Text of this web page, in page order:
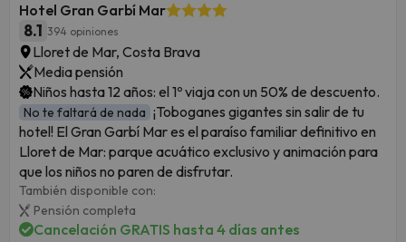
Hotel Gran Garbí Mar
8.1 394 opiniones
Lloret de Mar, Costa Brava
Media pensión
Niños hasta 12 años: el 1º viaja con un 50% de descuento.
No te faltará de nada ¡Toboganes gigantes sin salir de tu
hotel! El Gran Garbí Mar es el paraíso familiar definitivo en
Lloret de Mar: parque acuático exclusivo y animación para
que los niños no paren de disfrutar.
También disponible con:
Pensión completa
Cancelación GRATIS hasta 4 días antes